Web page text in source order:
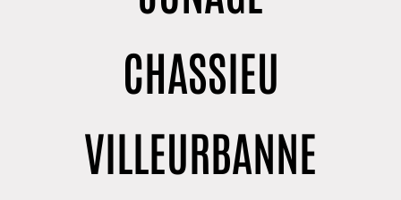
CHASSIEU
VILLEURBANNE